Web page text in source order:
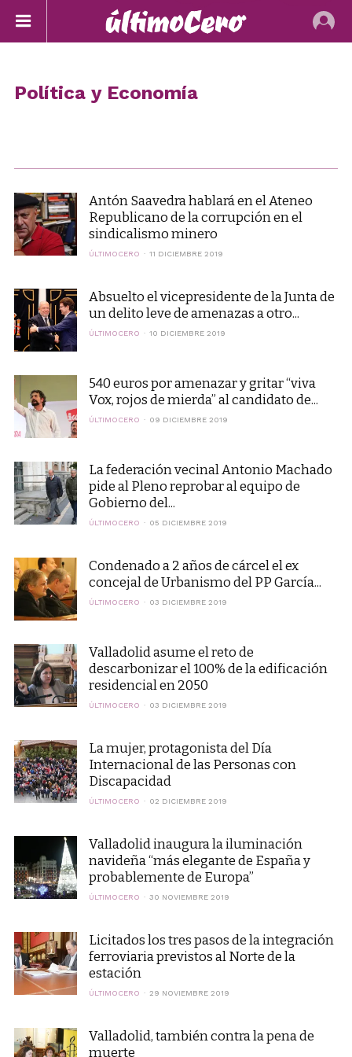
Política y Economía
Antón Saavedra hablará en el Ateneo
Republicano de la corrupción en el
sindicalismo minero
ÚLTIMOCERO 11 DICIEMBRE 2019
Absuelto el vicepresidente de la Junta de
un delito leve de amenazas a otro...
ÚLTIMOCERO 10 DICIEMBRE 2019
540 euros por amenazar y gritar “viva
Vox, rojos de mierda” al candidato de...
ÚLTIMOCERO 09 DICIEMBRE 2019
La federación vecinal Antonio Machado
pide al Pleno reprobar al equipo de
Gobierno del...
ÚLTIMOCERO 05 DICIEMBRE 2019
Condenado a 2 años de cárcel el ex
concejal de Urbanismo del PP García...
ÚLTIMOCERO 03 DICIEMBRE 2019
Valladolid asume el reto de
descarbonizar el 100% de la edificación
residencial en 2050
ÚLTIMOCERO 03 DICIEMBRE 2019
La mujer, protagonista del Día
Internacional de las Personas con
Discapacidad
ÚLTIMOCERO 02 DICIEMBRE 2019
Valladolid inaugura la iluminación
navideña “más elegante de España y
probablemente de Europa”
ÚLTIMOCERO 30 NOVIEMBRE 2019
Licitados los tres pasos de la integración
ferroviaria previstos al Norte de la
estación
ÚLTIMOCERO 29 NOVIEMBRE 2019
Valladolid, también contra la pena de
muerte